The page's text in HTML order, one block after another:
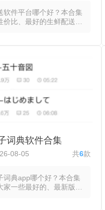
软件平台哪个好？本合集
价比、最好的生鲜配送手
鲜，一键下单后由配送体
时间内送货上门。下单后
并分配配送员规划最优路
应用内查看从接单到配送
态时间线，并在地图上实
约配送，部分生鲜配送平
商家入驻，部分自建仓
但都以缩短生鲜从产地到
词典软件合集
08-05 共6款
词典app哪个好？本合集
家一些最好的、最新版的